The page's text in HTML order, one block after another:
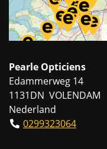
Pearle Opticiens
Edammerweg 14
1131DN VOLENDAM
Nederland
0299323064